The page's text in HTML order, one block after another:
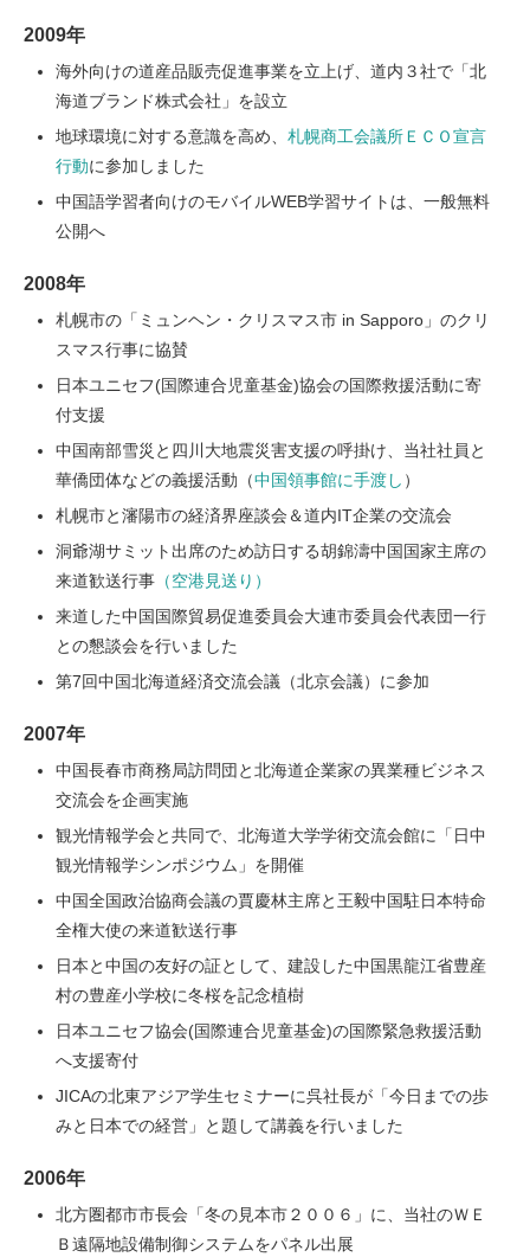
2009年
海外向けの道産品販売促進事業を立上げ、道内３社で「北
海道ブランド株式会社」を設立
地球環境に対する意識を高め、 札幌商工会議所ＥＣＯ宣言
行動に参加しました
中国語学習者向けのモバイルWEB学習サイトは、一般無料
公開へ
2008年
札幌市の「ミュンヘン・クリスマス市 in Sapporo」のクリ
スマス行事に協賛
日本ユニセフ(国際連合児童基金)協会の国際救援活動に寄
付支援
中国南部雪災と四川大地震災害支援の呼掛け、当社社員と
華僑団体などの義援活動（中国領事館に手渡し ）
札幌市と瀋陽市の経済界座談会＆道内IT企業の交流会
洞爺湖サミット出席のため訪日する胡錦濤中国国家主席の
来道歓送行事 （空港見送り）
来道した中国国際貿易促進委員会大連市委員会代表団一行
との懇談会を行いました
第7回中国北海道経済交流会議（北京会議）に参加
2007年
中国長春市商務局訪問団と北海道企業家の異業種ビジネス
交流会を企画実施
観光情報学会と共同で、北海道大学学術交流会館に「日中
観光情報学シンポジウム」を開催
中国全国政治協商会議の賈慶林主席と王毅中国駐日本特命
全権大使の来道歓送行事
日本と中国の友好の証として、建設した中国黒龍江省豊産
村の豊産小学校に冬桜を記念植樹
日本ユニセフ協会(国際連合児童基金)の国際緊急救援活動
へ支援寄付
JICAの北東アジア学生セミナーに呉社長が「今日までの歩
みと日本での経営」と題して講義を行いました
2006年
北方圏都市市長会「冬の見本市２００６」に、当社のＷＥ
Ｂ遠隔地設備制御システムをパネル出展